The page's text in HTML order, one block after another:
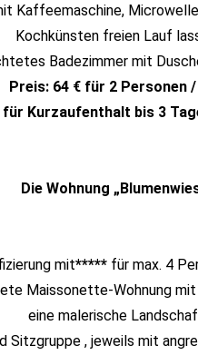
Kaffeemaschine,
Kochkünsten freien Lauf
Badezimmer mit
Preis: 64 € für 2 Personen
Kurzaufenthalt bis 3
Die Wohnung
mit*****für max. 4
Maissonette-Wohnung
eine malerische
, jeweils mit